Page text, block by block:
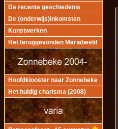
De recente geschiedenis
De (onderwijs)inkomsten
Kunstwerken
Het teruggevonden Mariabeeld
Hoofdklooster naar Zonnebeke
Het huidig charisma (2008)